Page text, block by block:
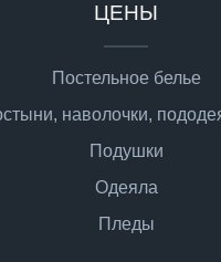
ЦЕНЫ
Постельное белье
наволочки,
Подушки
Одеяла
Пледы